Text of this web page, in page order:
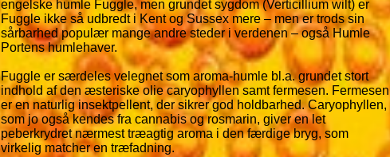
engelske humle Fuggle, men grundet sygdom (Verticillium wilt) er
Fuggle ikke så udbredt i Kent og Sussex mere – men er trods sin
sårbarhed populær mange andre steder i verdenen – også Humle
Portens humlehaver.
Fuggle er særdeles velegnet som aroma-humle bl.a. grundet stort
indhold af den æsteriske olie caryophyllen samt fermesen. Fermesen
er en naturlig insektpellent, der sikrer god holdbarhed. Caryophyllen,
som jo også kendes fra cannabis og rosmarin, giver en let
peberkrydret nærmest træagtig aroma i den færdige bryg, som
virkelig matcher en træfadning.